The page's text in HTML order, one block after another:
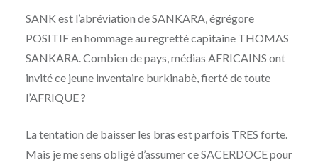
SANK est l’abréviation de SANKARA, égrégore
POSITIF en hommage au regretté capitaine THOMAS
SANKARA. Combien de pays, médias AFRICAINS ont
invité ce jeune inventaire burkinabè, fierté de toute
l’AFRIQUE ?
La tentation de baisser les bras est parfois TRES forte.
Mais je me sens obligé d’assumer ce SACERDOCE pour